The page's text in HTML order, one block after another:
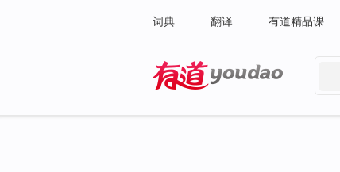
词典 翻译 有道精品课